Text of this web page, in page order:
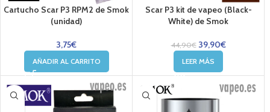
Cartucho Scar P3 RPM2 de Smok
(unidad)
3,75€
AÑADIR AL CARRITO
Scar P3 kit de vapeo (Black-
White) de Smok
44,90€ 39,90€
LEER MÁS